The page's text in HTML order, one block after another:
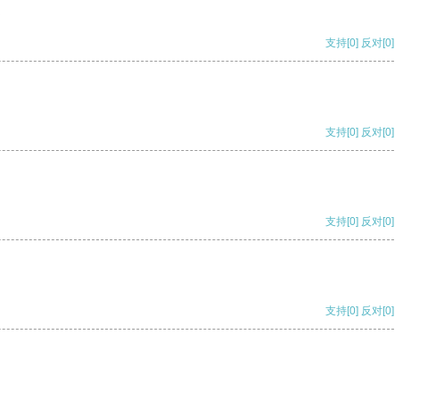
支持[0] 反对[0]
支持[0] 反对[0]
支持[0] 反对[0]
支持[0] 反对[0]